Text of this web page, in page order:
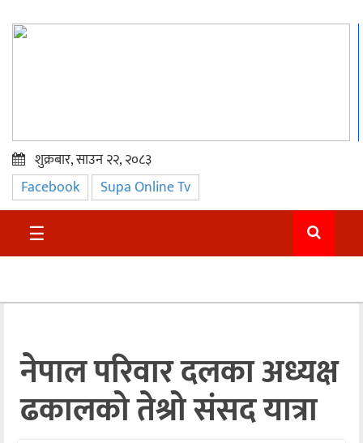
प्रमुख
समाचार
सुदुर
अन्तराष्ट्रिय
अन्तर्वार्ता
अर्थ
शुक्रबार, साउन २२, २०८३
Facebook Supa Online Tv
☰
नेपाल परिवार दलका अध्यक्ष
ढकालको तेश्रो संसद यात्रा